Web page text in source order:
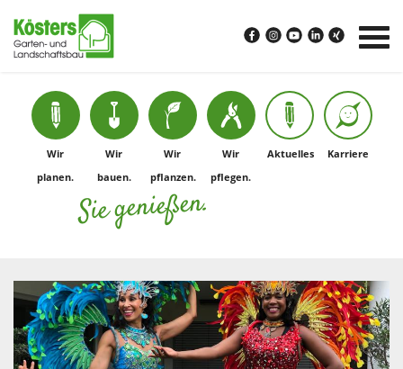
Wir
planen.
Wir
bauen.
Wir
pflanzen.
Wir
pflegen.
Sie genießen.
Aktuelles Karriere